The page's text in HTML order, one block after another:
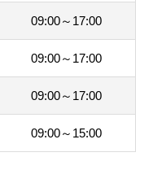
09:00～17:00
09:00～17:00
09:00～17:00
09:00～15:00